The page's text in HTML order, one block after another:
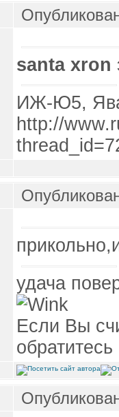
santa xron
ИЖ-Ю5, Ява
http://
удача
Если Вы